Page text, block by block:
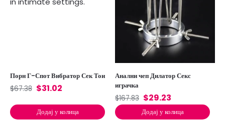
Порн Г-Спот Вибратор Сек Тои
$67.38 $31.02
Додај у колица
Анални чеп Дилатор Секс
играчка
$167.83 $29.23
Додај у колица